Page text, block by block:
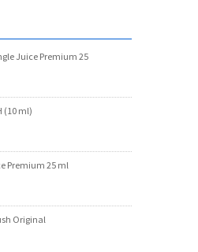
Juice Premium 25
(10 ml)
Premium 25 ml
Original